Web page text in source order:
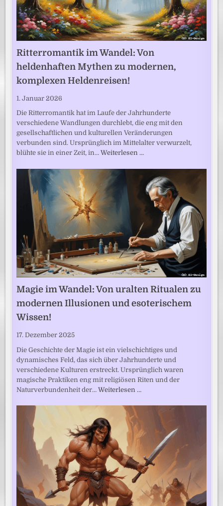
Ritterromantik im Wandel: Von
heldenhaften Mythen zu modernen,
komplexen Heldenreisen!
1. Januar 2026
Die Ritterromantik hat im Laufe der Jahrhunderte
verschiedene Wandlungen durchlebt, die eng mit den
gesellschaftlichen und kulturellen Veränderungen
verbunden sind. Ursprünglich im Mittelalter verwurzelt,
blühte sie in einer Zeit, in…Weiterlesen …
Magie im Wandel: Von uralten Ritualen zu
modernen Illusionen und esoterischem
Wissen!
17. Dezember 2025
Die Geschichte der Magie ist ein vielschichtiges und
dynamisches Feld, das sich über Jahrhunderte und
verschiedene Kulturen erstreckt. Ursprünglich waren
magische Praktiken eng mit religiösen Riten und der
Naturverbundenheit der…Weiterlesen …